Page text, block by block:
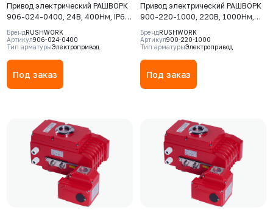
Привод электрический РАШВОРК
906-024-0400, 24В, 400Нм, IP67,
30сек
БрендRUSHWORK
Артикул906-024-0400
Тип арматурыЭлектропривод
Под заказ
Привод электрический РАШВОРК
900-220-1000, 220В, 1000Нм,
IP67, 40сек
БрендRUSHWORK
Артикул900-220-1000
Тип арматурыЭлектропривод
Под заказ